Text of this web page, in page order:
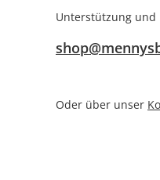
Unterstützung und
Oder über unser